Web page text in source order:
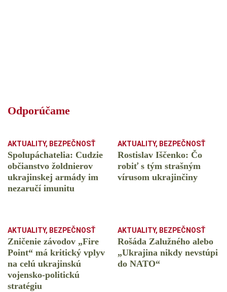
Odporúčame
AKTUALITY, BEZPEČNOSŤ
Spolupáchatelia: Cudzie
občianstvo žoldnierov
ukrajinskej armády im
nezaručí imunitu
AKTUALITY, BEZPEČNOSŤ
Rostislav Iščenko: Čo
robiť s tým strašným
vírusom ukrajinčiny
AKTUALITY, BEZPEČNOSŤ
Zničenie závodov „Fire
Point“ má kritický vplyv
na celú ukrajinskú
vojensko-politickú
stratégiu
AKTUALITY, BEZPEČNOSŤ
Rošáda Zalužného alebo
„Ukrajina nikdy nevstúpi
do NATO“